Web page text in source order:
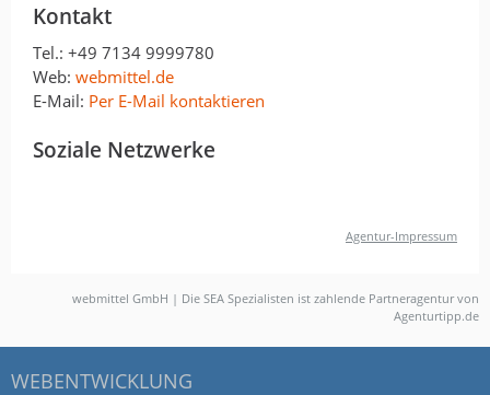
Kontakt
Tel.: +49 7134 9999780
Web: webmittel.de
E-Mail: Per E-Mail kontaktieren
Soziale Netzwerke
Agentur-Impressum
webmittel GmbH | Die SEA Spezialisten ist zahlende Partneragentur von
Agenturtipp.de
WEBENTWICKLUNG